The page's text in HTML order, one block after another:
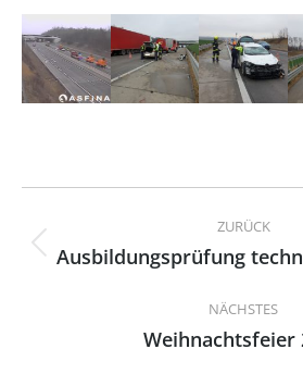
Kommentarnavigation
ZURÜCK
Ausbildungsprüfung
NÄCHSTES
Weihnachtsfeier